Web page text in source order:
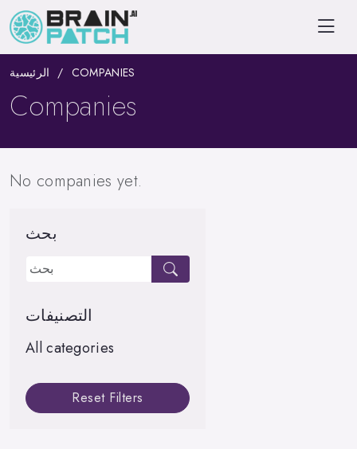
الرئيسية COMPANIES
Companies
No companies yet.
بحث
التصنيفات
All categories
Reset Filters